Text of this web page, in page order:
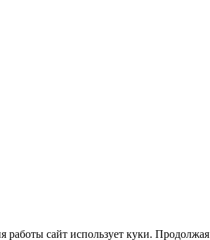
работы сайт использует куки. Продолжая